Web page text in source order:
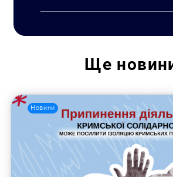
Ще
Новини